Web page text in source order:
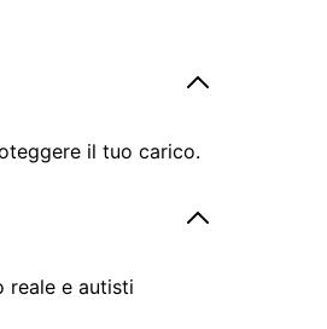
il tuo carico.
reale e autisti